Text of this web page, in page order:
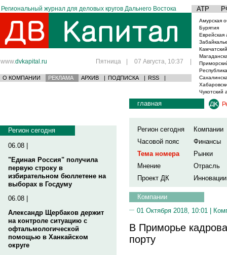
Региональный журнал для деловых кругов Дальнего Востока АТР
www.dvkapital.ru Пятница | 07 Августа, 10:37 |
О КОМПАНИИ РЕКЛАМА АРХИВ | ПОДПИСКА | RSS |
Амурская
Бурятия
Еврейская
Чукотский
Регион сегодня
06.08 |
"Единая Россия" получила
первую строку в
избирательном бюллетене на
выборах в Госдуму
06.08 |
Александр Щербаков держит
на контроле ситуацию с
офтальмологической
помощью в Ханкайском
округе
главная
Регион сегодня
Компании
Часовой пояс
Финансы
Тема номера
Рынки
Мнение
Отрасль
Проект ДК
Инновации
Компании
01 Октября 2018, 10:01 |
В Приморье
порту